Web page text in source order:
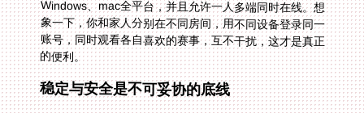
的便利。
稳定与安全是不可妥协的底线